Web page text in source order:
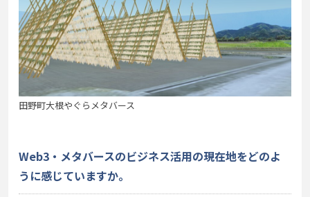
田野町大根やぐらメタバース
Web3・メタバースのビジネス活用の現在地をどのよ
うに感じていますか。